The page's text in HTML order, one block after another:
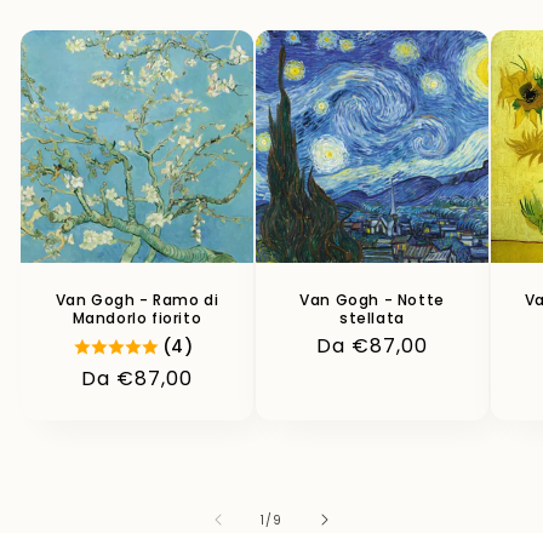
Van Gogh - Ramo di
Mandorlo fiorito
(4)
Prezzo
Da €87,00
Van Gogh - Notte
stellata
Prezzo
Da €87,00
1 /su
9